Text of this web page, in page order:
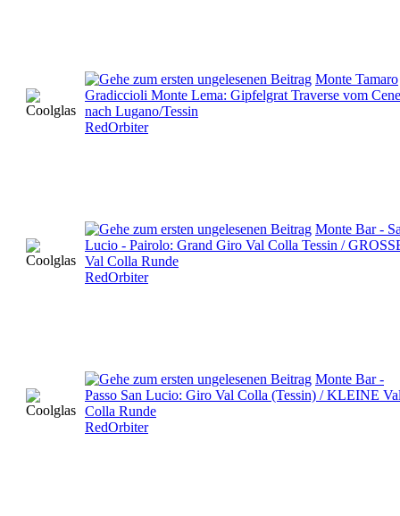
Monte Tamaro
Gradiccioli Monte Lema: Gipfelgrat Traverse vom
nach Lugano/Tessin
RedOrbiter
Monte Bar -
Lucio - Pairolo: Grand Giro Val Colla Tessin /
Val Colla Runde
RedOrbiter
Monte Bar -
Passo San Lucio: Giro Val Colla (Tessin) / KLEINE
Colla Runde
RedOrbiter